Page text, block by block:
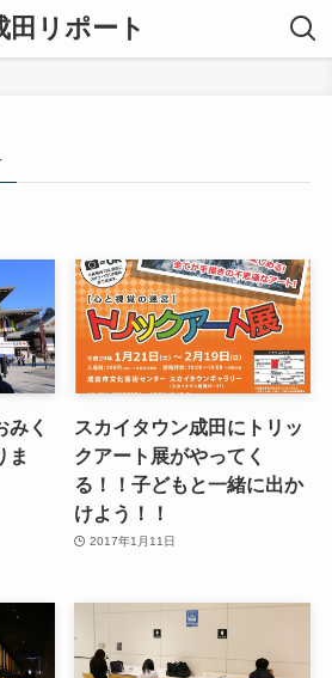
田リポート
みく
ま
スカイタウン成田にトリッ
クアート展がやってく
る！！子どもと一緒に出か
けよう！！
2017年1月11日